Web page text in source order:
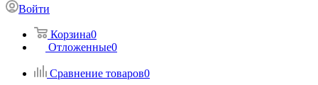
Войти
Корзина0
Отложенные0
Сравнение товаров0